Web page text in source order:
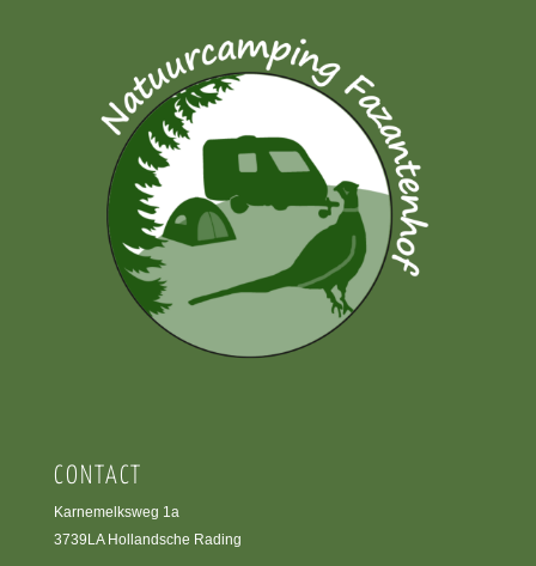
CONTACT
Karnemelksweg 1a
3739LA Hollandsche Rading